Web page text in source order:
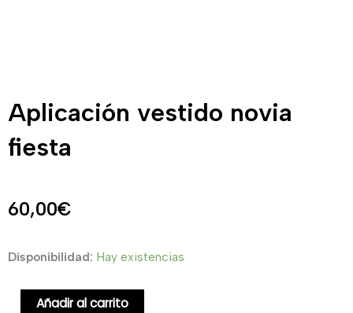
Aplicación vestido novia
fiesta
60,00€
Disponibilidad: Hay existencias
Aplicación
Añadir al carrito